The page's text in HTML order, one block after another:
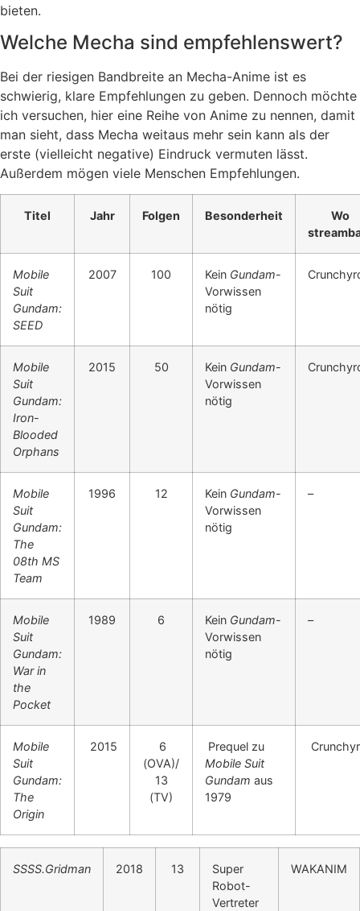
bieten.
Welche Mecha sind empfehlenswert?
Bei der riesigen Bandbreite an Mecha-Anime ist es
schwierig, klare Empfehlungen zu geben. Dennoch möchte
ich versuchen, hier eine Reihe von Anime zu nennen, damit
man sieht, dass Mecha weitaus mehr sein kann als der
erste (vielleicht negative) Eindruck vermuten lässt.
Außerdem mögen viele Menschen Empfehlungen.
Titel Jahr Folgen Besonderheit
Wo
Mobile
Suit
Gundam:
SEED
2007 100 Kein Gundam-
Vorwissen
nötig
Mobile
Suit
Gundam:
Iron-
Blooded
Orphans
2015 50 Kein Gundam-
Vorwissen
nötig
Mobile
Suit
Gundam:
The
08th MS
Team
1996 12 Kein Gundam-
Vorwissen
nötig
–
Mobile
Suit
Gundam:
War in
the
Pocket
1989 6 Kein Gundam-
Vorwissen
nötig
–
Mobile
Suit
Gundam:
The
Origin
2015
6
(OVA)/
13
(TV)
Prequel zu
Mobile Suit
Gundam aus
1979
SSSS.Gridman 2018 13
Super
Robot-
Vertreter
WAKANIM